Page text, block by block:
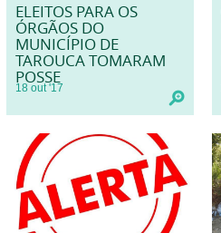
ELEITOS PARA OS
ÓRGÃOS DO
MUNICÍPIO DE
TAROUCA TOMARAM
POSSE
18 out '17